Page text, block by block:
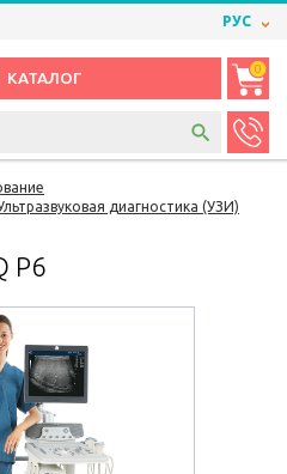
РУС
КАТАЛОГ
0
диагностика (УЗИ)
P6